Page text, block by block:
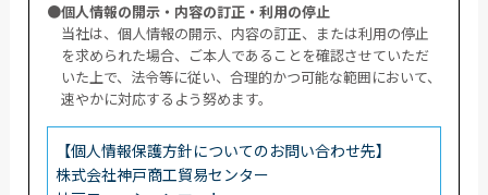
●個人情報の開示・内容の訂正・利用の停止
当社は、個人情報の開示、内容の訂正、または利用の停止
を求められた場合、ご本人であることを確認させていただ
いた上で、法令等に従い、合理的かつ可能な範囲において、
速やかに対応するよう努めます。
【個人情報保護方針についてのお問い合わせ先】
株式会社神戸商工貿易センター